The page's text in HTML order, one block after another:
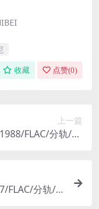
收藏 点赞(0)
上一篇
FLAC/分轨/24
FLAC/分轨/2